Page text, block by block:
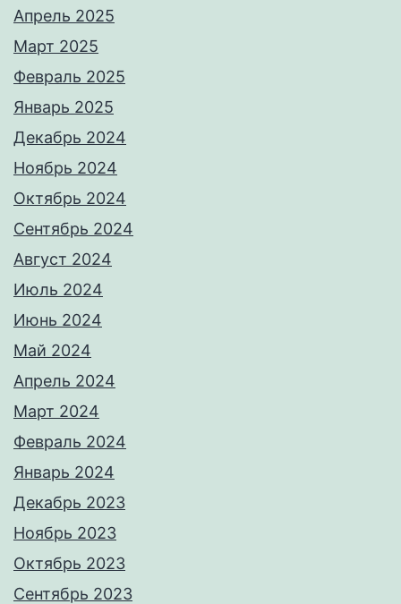
Апрель 2025
Март 2025
Февраль 2025
Январь 2025
Декабрь 2024
Ноябрь 2024
Октябрь 2024
Сентябрь 2024
Август 2024
Июль 2024
Июнь 2024
Май 2024
Апрель 2024
Март 2024
Февраль 2024
Январь 2024
Декабрь 2023
Ноябрь 2023
Октябрь 2023
Сентябрь 2023